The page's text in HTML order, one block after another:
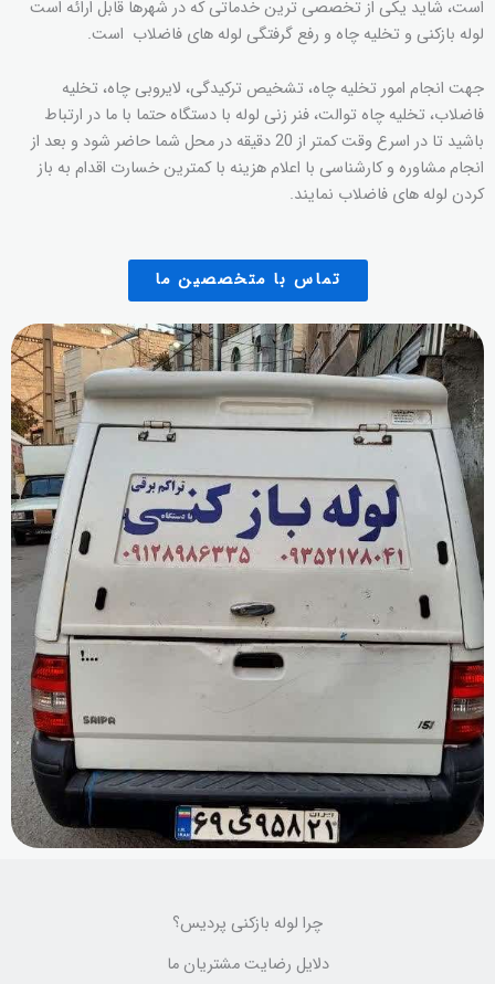
است، شاید یکی از تخصصی ترین خدماتی که در شهرها قابل ارائه است
لوله بازکنی و تخلیه چاه و رفع گرفتگی لوله های فاضلاب است.
جهت انجام امور تخلیه چاه، تشخیص ترکیدگی، لایروبی چاه، تخلیه
فاضلاب، تخلیه چاه توالت، فنر زنی لوله با دستگاه حتما با ما در ارتباط
باشید تا در اسرع وقت کمتر از 20 دقیقه در محل شما حاضر شود و بعد از
انجام مشاوره و کارشناسی با اعلام هزینه با کمترین خسارت اقدام به باز
کردن لوله های فاضلاب نمایند.
تماس با متخصصین ما
چرا لوله بازکنی پردیس؟
دلایل رضایت مشتریان ما